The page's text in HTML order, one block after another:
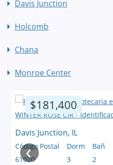
Davis Junction
Holcomb
Chana
Monroe Center
$181,400
Davis Junction, IL
Código Postal
61020
Dorm
3
Bañ
2
‹